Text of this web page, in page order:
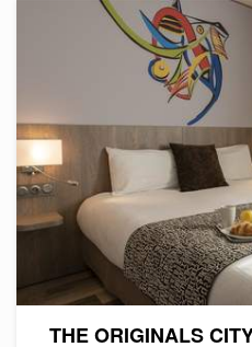
THE ORIGINALS